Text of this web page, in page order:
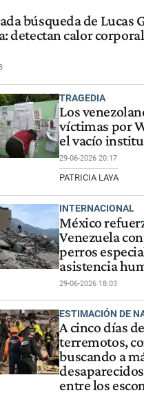
búsqueda de Lucas
detectan calor
TRAGEDIA
Los
víctimas por
el vacío
29-06-2026 20:17
PATRICIA LAYA
INTERNACIONAL
México
Venezuela
perros
asistencia
29-06-2026 18:03
ESTIMACIÓN DE
A cinco días
terremotos,
buscando a
entre los